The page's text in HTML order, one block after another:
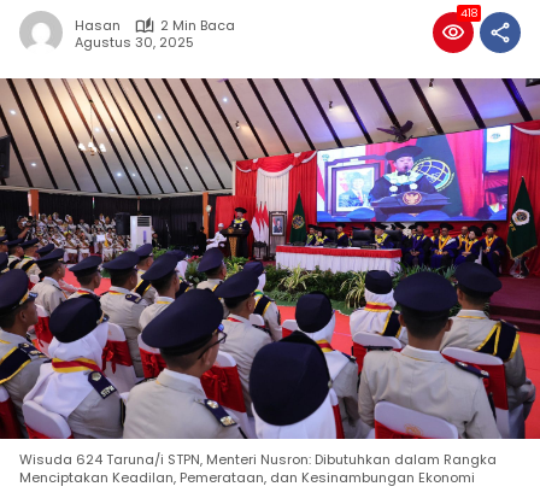
Hasan
2 Min Baca
Agustus 30, 2025
418
Wisuda 624 Taruna/i STPN, Menteri Nusron: Dibutuhkan dalam Rangka
Menciptakan Keadilan, Pemerataan, dan Kesinambungan Ekonomi